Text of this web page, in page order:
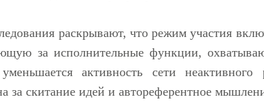
раскрывают, что режим участия
за исполнительные функции,
активность сети
за скитание идей и автореферентное